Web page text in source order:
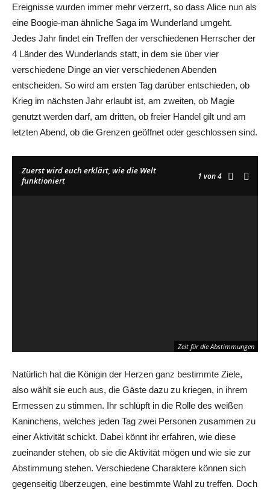
Ereignisse wurden immer mehr verzerrt, so dass Alice nun als
eine Boogie-man ähnliche Saga im Wunderland umgeht.
Jedes Jahr findet ein Treffen der verschiedenen Herrscher der
4 Länder des Wunderlands statt, in dem sie über vier
verschiedene Dinge an vier verschiedenen Abenden
entscheiden. So wird am ersten Tag darüber entschieden, ob
Krieg im nächsten Jahr erlaubt ist, am zweiten, ob Magie
genutzt werden darf, am dritten, ob freier Handel gilt und am
letzten Abend, ob die Grenzen geöffnet oder geschlossen sind.
Zuerst wird euch erklärt, wie die Welt
funktioniert
1 von 4
Zeit für die Abstimmungen
Natürlich hat die Königin der Herzen ganz bestimmte Ziele,
also wählt sie euch aus, die Gäste dazu zu kriegen, in ihrem
Ermessen zu stimmen. Ihr schlüpft in die Rolle des weißen
Kaninchens, welches jeden Tag zwei Personen zusammen zu
einer Aktivität schickt. Dabei könnt ihr erfahren, wie diese
zueinander stehen, ob sie die Aktivität mögen und wie sie zur
Abstimmung stehen. Verschiedene Charaktere können sich
gegenseitig überzeugen, eine bestimmte Wahl zu treffen. Doch